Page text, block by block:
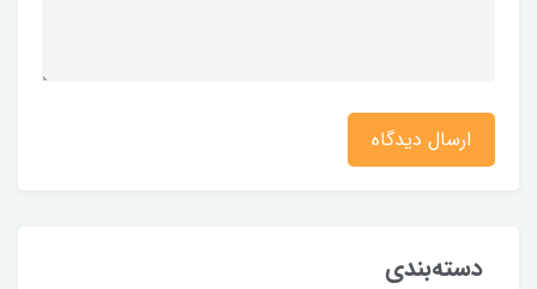
ارسال دیدگاه
دسته‌بندی